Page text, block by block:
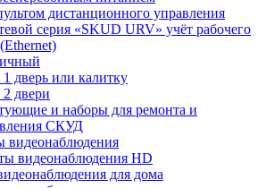
дистанционного управления
серия «SKUD URV» учёт рабочего
дверь или калитку
двери
и наборы для ремонта и
СКУД
видеонаблюдения
видеонаблюдения HD
для дома